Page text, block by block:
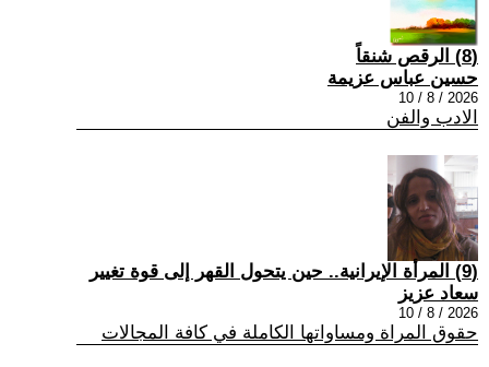
(8) الرقص شنقاً
حسين عباس عزيمة
2026 / 8 / 10
الادب والفن
(9) المرأة الإيرانية.. حين يتحول القهر إلى قوة تغيير
سعاد عزيز
2026 / 8 / 10
حقوق المراة ومساواتها الكاملة في كافة المجالات